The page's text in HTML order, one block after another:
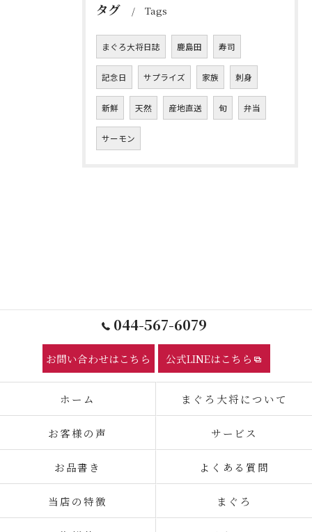
タグ Tags
まぐろ大将日誌 鹿島田 寿司
記念日 サプライズ 家族 刺身
新鮮 天然 産地直送 旬 弁当
サーモン
044-567-6079
お問い合わせはこちら 公式LINEはこちら
ホーム まぐろ大将について
お客様の声 サービス
お品書き よくある質問
当店の特徴 まぐろ